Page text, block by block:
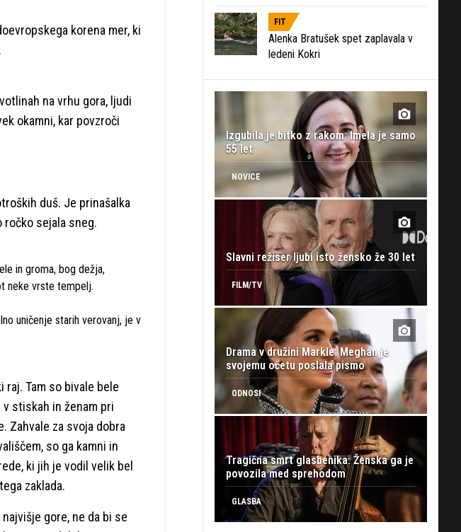
korena mer, ki
na vrhu gora, ljudi
okamni, kar povzroči
duš. Je prinašalka
ročko sejala sneg.
in groma, bog dežja,
neke vrste tempelj.
uničenje starih verovanj, je v
Tam so bivale bele
stiskah in ženam pri
Zahvale za svoja dobra
so ga kamni in
ki jih je vodil velik bel
zaklada.
gore, ne da bi se
FIT
Alenka Bratušek spet zaplavala v
ledeni Kokri
Izgubila je bitko z rakom: Imela je samo
55 let
NOVICE
Slavni režiser ljubi isto žensko že 30 let
FILM/TV
Drama v družini Markle: Meghan je
svojemu očetu poslala pismo
ODNOSI
Tragična smrt glasbenika: Ženska ga je
povozila med sprehodom
GLASBA